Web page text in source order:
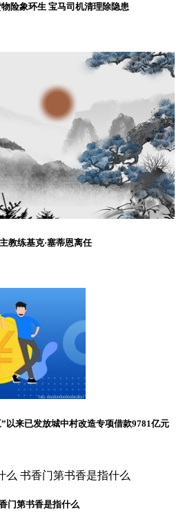
险象环生 宝马司机清理除隐患
教练基克·塞蒂恩离任
以来已发放城中村改造专项借款9781亿元
门第书香是指什么